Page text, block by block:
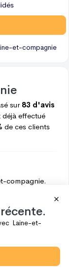
et-compagnie
sur 83 d'avis
déjà effectué
de ces clients
compagnie.
79
0
Laine-et-